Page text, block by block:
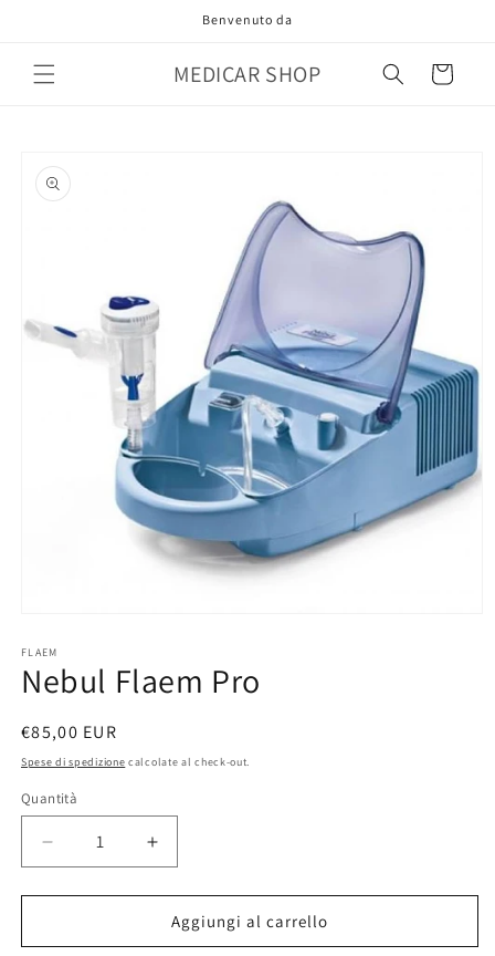
Benvenuto da
MEDICAR SHOP Carrello
informazioni
sul prodotto
multimediali
1
in
FLAEM
Nebul Flaem Pro
Prezzo
di
€85,00 EUR
Spese di spedizione calcolate al check-out.
Quantità
Quantità
Diminuisci
quantità
per
Flaem
Aumenta
quantità
per
Nebul
Flaem
Aggiungi al carrello